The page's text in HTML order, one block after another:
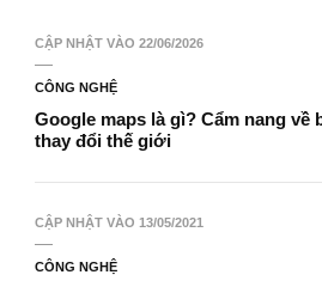
CẬP NHẬT VÀO 22/06/2026
CÔNG NGHỆ
Google maps là gì? Cẩm nang về
thay đổi thế giới
CẬP NHẬT VÀO 13/05/2021
CÔNG NGHỆ